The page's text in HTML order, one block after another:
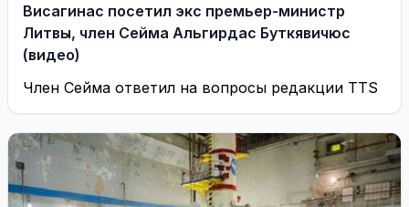
Висагинас посетил экс премьер-министр
Литвы, член Сейма Альгирдас Буткявичюс
(видео)
Член Сейма ответил на вопросы редакции TTS